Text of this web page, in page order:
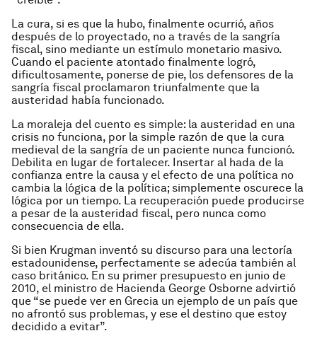
La cura, si es que la hubo, finalmente ocurrió, años
después de lo proyectado, no a través de la sangría
fiscal, sino mediante un estímulo monetario masivo.
Cuando el paciente atontado finalmente logró,
dificultosamente, ponerse de pie, los defensores de la
sangría fiscal proclamaron triunfalmente que la
austeridad había funcionado.
La moraleja del cuento es simple: la austeridad en una
crisis no funciona, por la simple razón de que la cura
medieval de la sangría de un paciente nunca funcionó.
Debilita en lugar de fortalecer. Insertar al hada de la
confianza entre la causa y el efecto de una política no
cambia la lógica de la política; simplemente oscurece la
lógica por un tiempo. La recuperación puede producirse
a pesar de la austeridad fiscal, pero nunca como
consecuencia de ella.
Si bien Krugman inventó su discurso para una lectoría
estadounidense, perfectamente se adecúa también al
caso británico. En su primer presupuesto en junio de
2010, el ministro de Hacienda George Osborne advirtió
que “se puede ver en Grecia un ejemplo de un país que
no afrontó sus problemas, y ese el destino que estoy
decidido a evitar”.